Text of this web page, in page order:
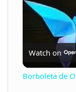
Watch on
Borboleta de